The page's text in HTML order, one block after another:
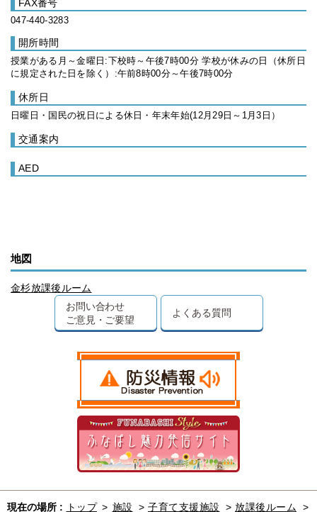
FAX番号
047-440-3283
開所時間
授業がある月～金曜日:下校時～午後7時00分 学校が休みの日（休所日
に規定された日を除く）:午前8時00分～午後7時00分
休所日
日曜日・国民の祝日による休日・年末年始(12月29日～1月3日）
交通案内
AED
地図
金杉放課後ルーム
お問い合わせ
ご意見・ご要望
よくある質問
現在の場所 : トップ > 施設 > 子育て支援施設 > 放課後ルーム
>